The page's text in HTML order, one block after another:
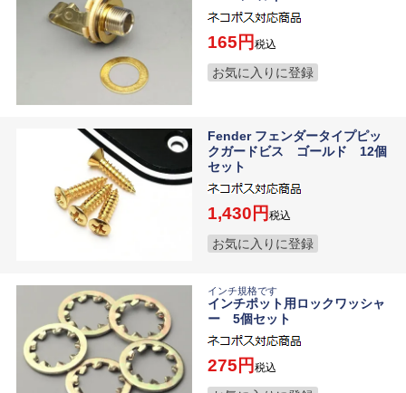
165 税込
お気に入りに登録
Fender フェンダータイプピッ
クガードビス ゴールド 12個
セット
1,430 税込
お気に入りに登録
インチ規格です
インチポット用ロックワッシャ
ー 5個セット
275 税込